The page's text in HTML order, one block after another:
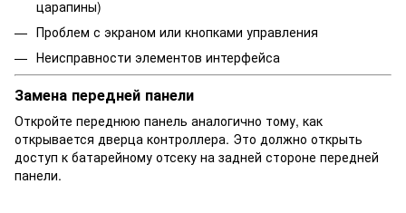
царапины)
Проблем с экраном или кнопками управления
Неисправности элементов интерфейса
Замена передней панели
Откройте переднюю панель аналогично тому, как
открывается дверца контроллера. Это должно открыть
доступ к батарейному отсеку на задней стороне передней
панели.